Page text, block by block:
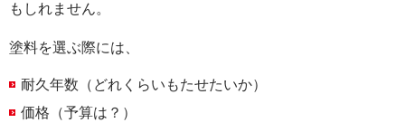
もしれません。
塗料を選ぶ際には、
耐久年数（どれくらいもたせたいか）
価格（予算は？）